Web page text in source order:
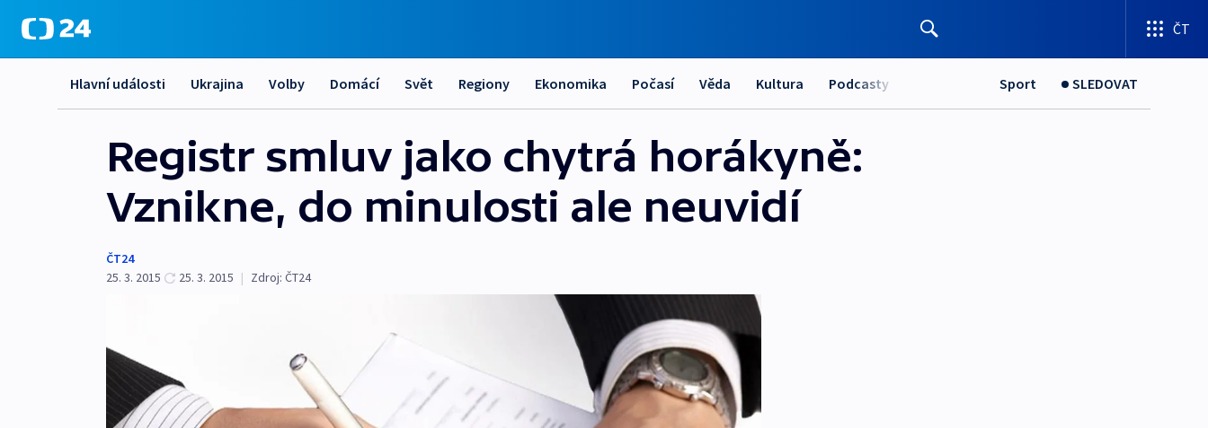
ČT
Hlavní události Ukrajina Volby Domácí Svět Regiony Ekonomika Počasí Věda Kultura Podcasty Sport SLEDOVAT
Registr smluv jako chytrá horákyně:
Vznikne, do minulosti ale neuvidí
ČT24
25. 3. 2015
25. 3. 2015 | Zdroj: ČT24